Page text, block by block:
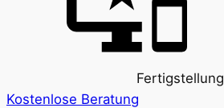
Fertigstellung
Kostenlose Beratung